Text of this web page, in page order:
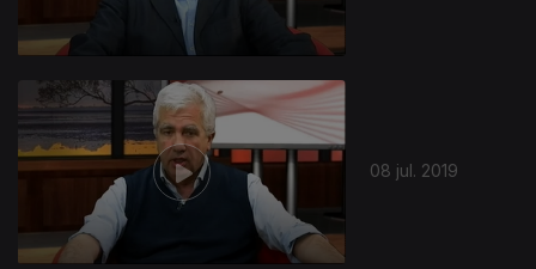
08 jul. 2019